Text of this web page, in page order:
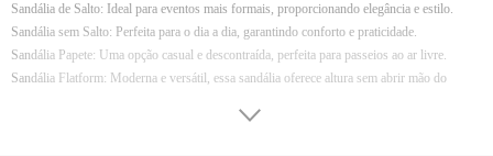
Sandália de Salto: Ideal para eventos mais formais, proporcionando elegância e estilo.
Sandália sem Salto: Perfeita para o dia a dia, garantindo conforto e praticidade.
Sandália Papete: Uma opção casual e descontraída, perfeita para passeios ao ar livre.
Sandália Flatform: Moderna e versátil, essa sandália oferece altura sem abrir mão do
Com solado robusto, é uma escolha para quem busca um visual mais